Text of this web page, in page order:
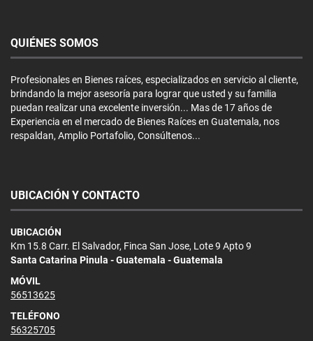
QUIÉNES SOMOS
Profesionales en Bienes raíces, especializados en servicio al cliente,
brindando la mejor asesoría para lograr que usted y su familia
puedan realizar una excelente inversión... Mas de 17 años de
Experiencia en el mercado de Bienes Raíces en Guatemala, nos
respaldan, Amplio Portafolio, Consúltenos...
UBICACIÓN Y CONTACTO
UBICACIÓN
Km 15.8 Carr. El Salvador, Finca San Jose, Lote 9 Apto 9
Santa Catarina Pinula - Guatemala - Guatemala
MÓVIL
56513625
TELÉFONO
56325705